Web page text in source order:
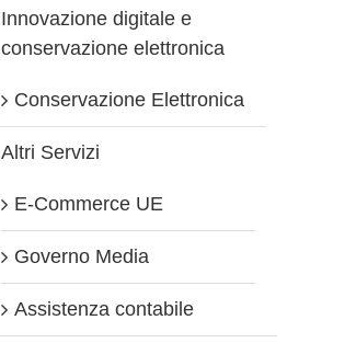
Innovazione digitale e
conservazione elettronica
Conservazione Elettronica
Altri Servizi
E-Commerce UE
Governo Media
Assistenza contabile